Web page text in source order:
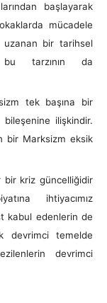
başlayarak
mücadele
uzanan bir tarihsel
bu tarzının da
tek başına bir
ilişkindir.
bir Marksizm eksik
bir kriz güncelliğidir
ihtiyacımız
kabul edenlerin de
devrimci temelde
devrimci